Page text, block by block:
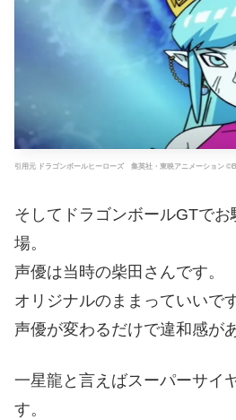
引用元 ドラゴンボールヒーローズ 集英社・東映アニメーション
そしてドラゴンボールGTで
場。
声優は当時の柴田さんです。
オリジナルのままっていいで
声優が変わるだけで違和感が
一星龍と言えばスーパーサイ
す。